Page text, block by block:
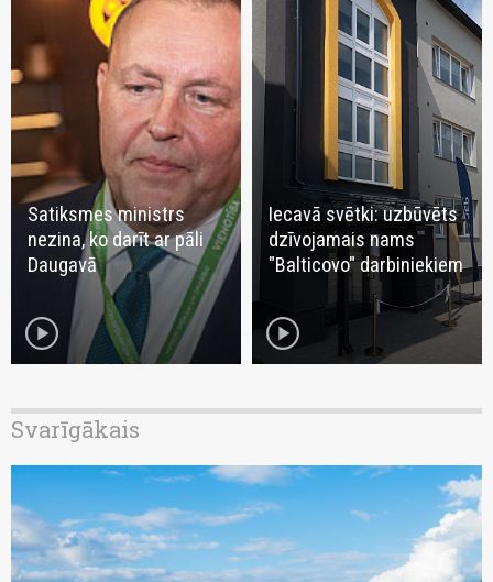
Satiksmes ministrs
nezina, ko darīt ar pāli
Daugavā
play_circle
Iecavā svētki: uzbūvēts
dzīvojamais nams
"Balticovo" darbiniekiem
play_circle
Svarīgākais